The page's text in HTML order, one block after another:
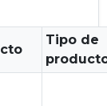
Tipo de